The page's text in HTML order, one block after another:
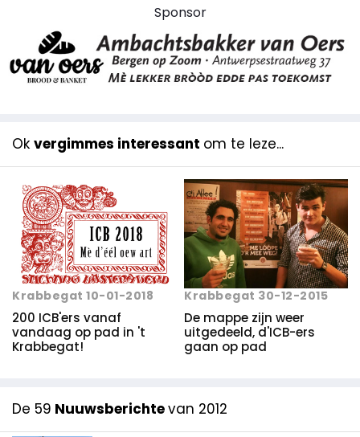
Sponsor
Ok vergimmes interessant om te leze...
Krabbegat 10-01-2018
200 ICB'ers vanaf
vandaag op pad in 't
Krabbegat!
Krabbegat 30-12-2015
De mappe zijn weer
uitgedeeld, d'ICB-ers
gaan op pad
De 59 Nuuwsberichtevan 2012